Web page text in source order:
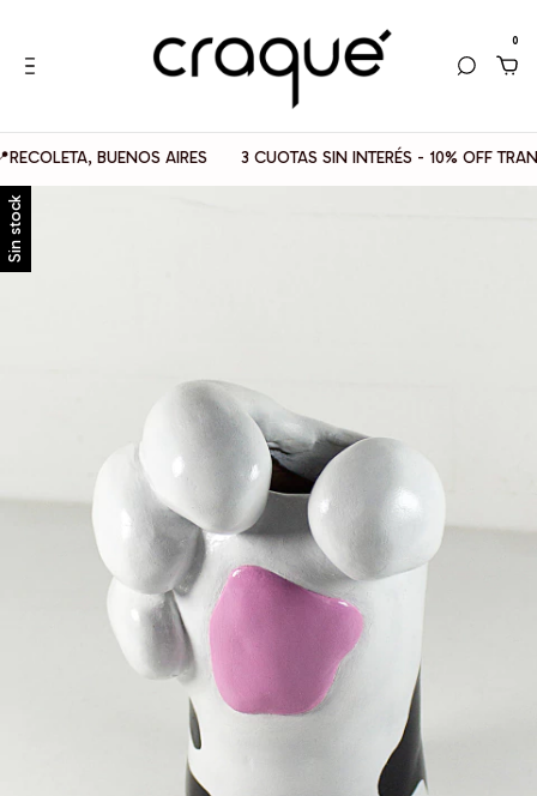
0
BUENOS AIRES 3 CUOTAS SIN INTERÉS - 10% OFF
Sin stock